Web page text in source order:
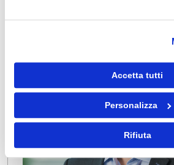
Accetta tutti
Personalizza
Rifiuta